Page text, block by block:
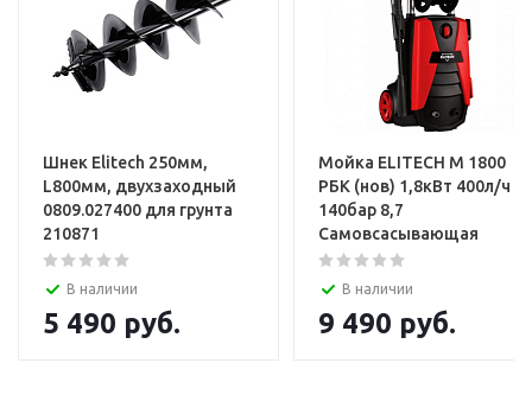
Шнек Elitech 250мм,
L800мм, двухзаходный
0809.027400 для грунта
210871
В наличии
5 490 руб.
Мойка ELITECH М 1800
РБК (нов) 1,8кВт 400л/ч
140бар 8,7
Самовсасывающая
В наличии
9 490 руб.